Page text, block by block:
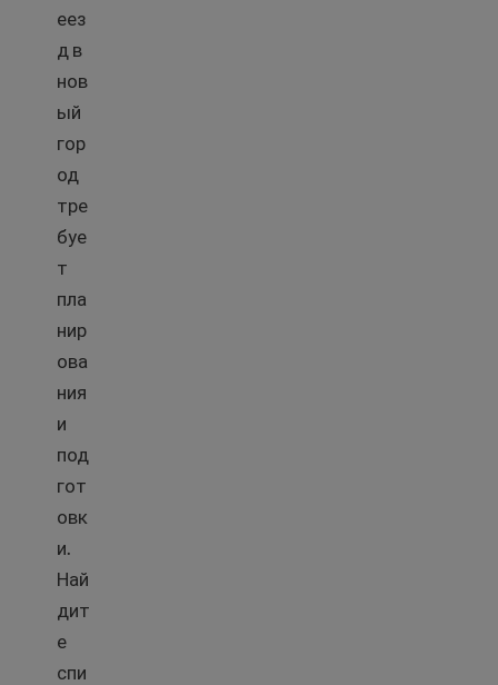
еез
д в
нов
ый
гор
од
тре
буе
т
пла
нир
ова
ния
и
под
гот
овк
и.
Най
дит
е
спи